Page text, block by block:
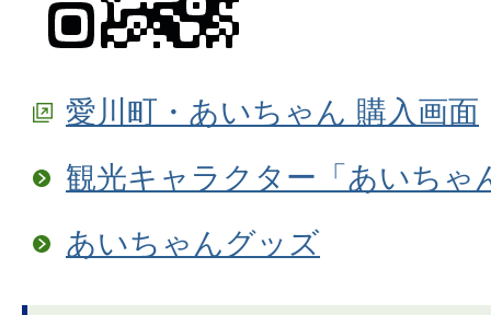
愛川町・あいちゃん 購入画面
観光キャラクター「あいちゃ
あいちゃんグッズ